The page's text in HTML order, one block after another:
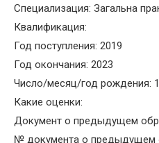
Специализация: Загальна
Квалификация:
Год поступления: 2019
Год окончания: 2023
Число/месяц/год рождения:
Какие оценки:
Документ о предыдущем
№ документа о предыдущем